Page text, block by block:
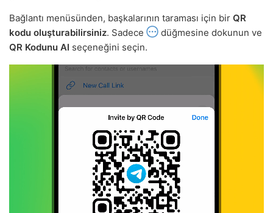
Bağlantı menüsünden, başkalarının taraması için bir QR
kodu oluşturabilirsiniz. Sadece
düğmesine dokunun ve
QR Kodunu Al seçeneğini seçin.